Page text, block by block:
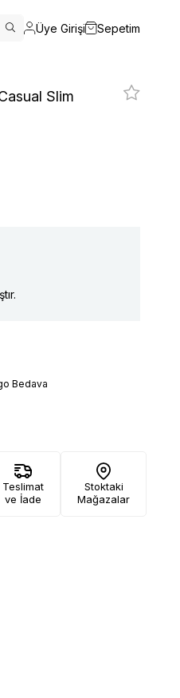
Üye Girişi Sepetim
Slim
Bedava
Teslimat
ve İade
Stoktaki
Mağazalar